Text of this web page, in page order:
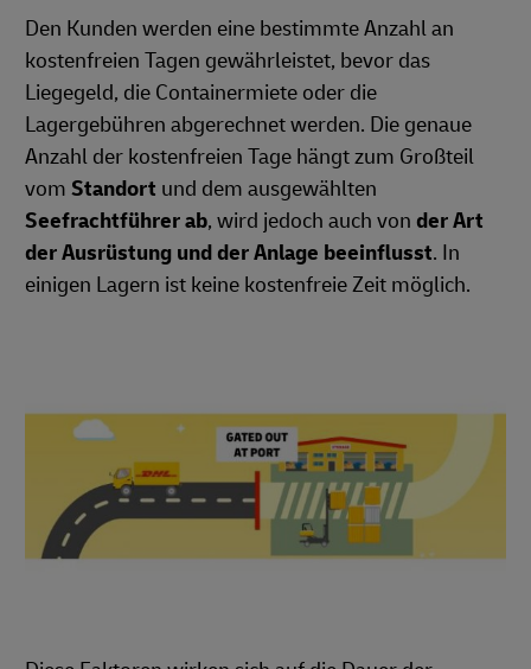
Den Kunden werden eine bestimmte Anzahl an
kostenfreien Tagen gewährleistet, bevor das
Liegegeld, die Containermiete oder die
Lagergebühren abgerechnet werden. Die genaue
Anzahl der kostenfreien Tage hängt zum Großteil
vom Standort und dem ausgewählten
Seefrachtführer ab, wird jedoch auch von der Art
der Ausrüstung und der Anlage beeinflusst. In
einigen Lagern ist keine kostenfreie Zeit möglich.